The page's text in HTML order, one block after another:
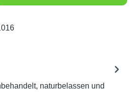
naturbelassen und